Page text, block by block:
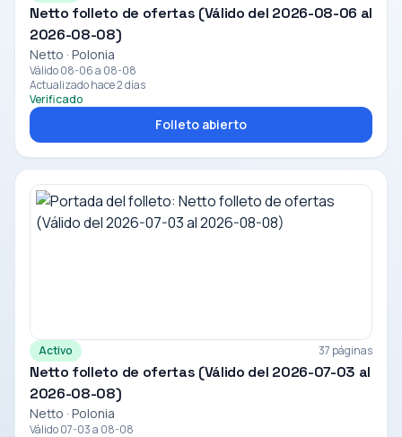
Netto folleto de ofertas (Válido del 2026-08-06 al
2026-08-08)
Netto · Polonia
Válido 08-06 a 08-08
Actualizado hace 2 días
Verificado
Folleto abierto
Activo 37 páginas
Netto folleto de ofertas (Válido del 2026-07-03 al
2026-08-08)
Netto · Polonia
Válido 07-03 a 08-08